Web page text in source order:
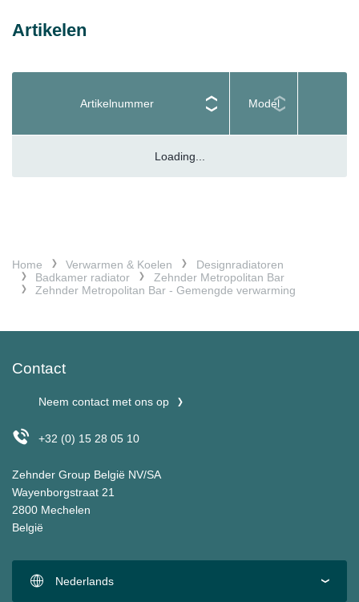
Artikelen
Artikelnummer Model
Loading...
Home Verwarmen & Koelen
Designradiatoren
Badkamer radiator
Zehnder Metropolitan Bar
Zehnder Metropolitan Bar - Gemengde verwarming
Contact
Neem contact met ons op
+32 (0) 15 28 05 10
Zehnder Group België NV/SA
Wayenborgstraat 21
2800 Mechelen
België
Nederlands